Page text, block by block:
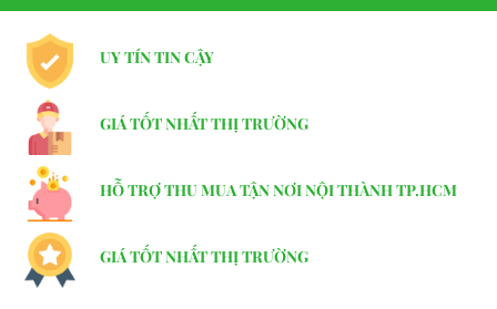
UY TÍN TIN CẬY
GIÁ TỐT NHẤT THỊ TRƯỜNG
HỖ TRỢ THU MUA TẬN NƠI NỘI THÀNH TP.HCM
GIÁ TỐT NHẤT THỊ TRƯỜNG